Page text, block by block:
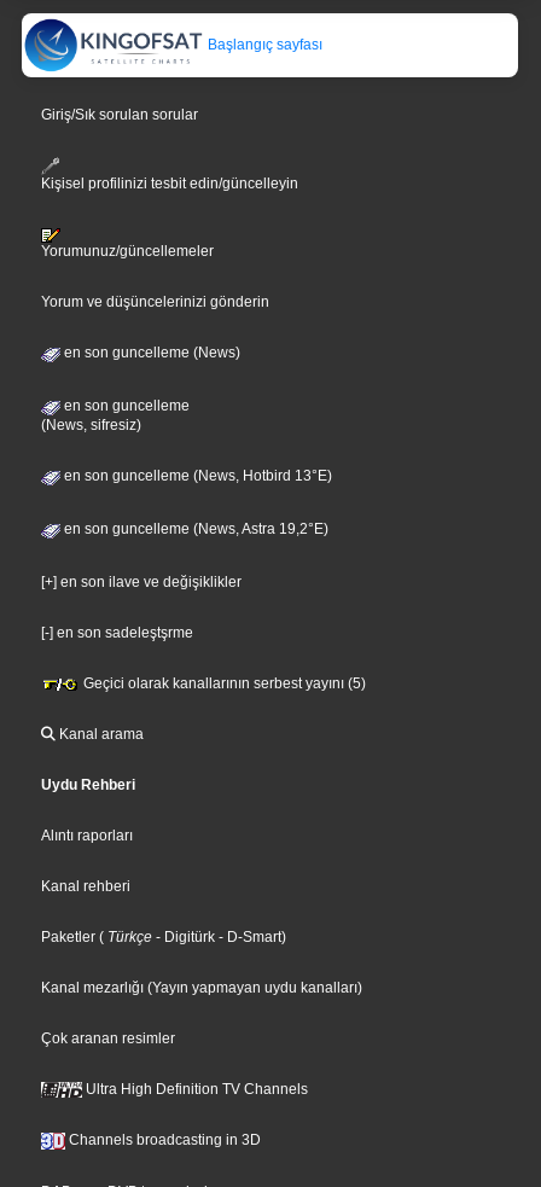
Başlangıç sayfası
Giriş/Sık sorulan sorular
Kişisel profilinizi tesbit edin/güncelleyin
Yorumunuz/güncellemeler
Yorum ve düşüncelerinizi gönderin
en son guncelleme (News)
en son guncelleme
(News, sifresiz)
en son guncelleme (News, Hotbird 13°E)
en son guncelleme (News, Astra 19,2°E)
[+] en son ilave ve değişiklikler
[-] en son sadeleştşrme
Geçici olarak kanallarının serbest yayını (5)
Kanal arama
Uydu Rehberi
Alıntı raporları
Kanal rehberi
Paketler ( Türkçe - Digitürk - D-Smart)
Kanal mezarlığı (Yayın yapmayan uydu kanalları)
Çok aranan resimler
Ultra High Definition TV Channels
Channels broadcasting in 3D